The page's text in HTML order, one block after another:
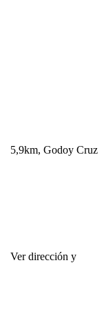
5,9km, Godoy Cruz
Ver dirección y